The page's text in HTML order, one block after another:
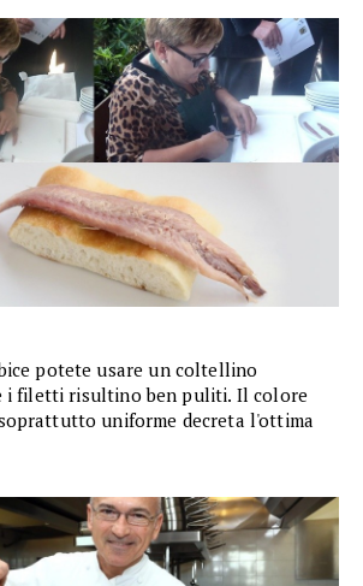
potete usare un coltellino
i filetti risultino ben puliti. Il colore
uniforme decreta l'ottima